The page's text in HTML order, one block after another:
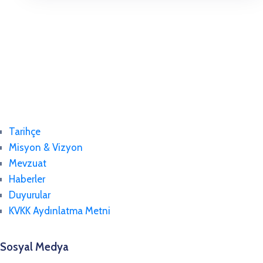
Tarihçe
Misyon & Vizyon
Mevzuat
Haberler
Duyurular
KVKK Aydınlatma Metni
Sosyal Medya